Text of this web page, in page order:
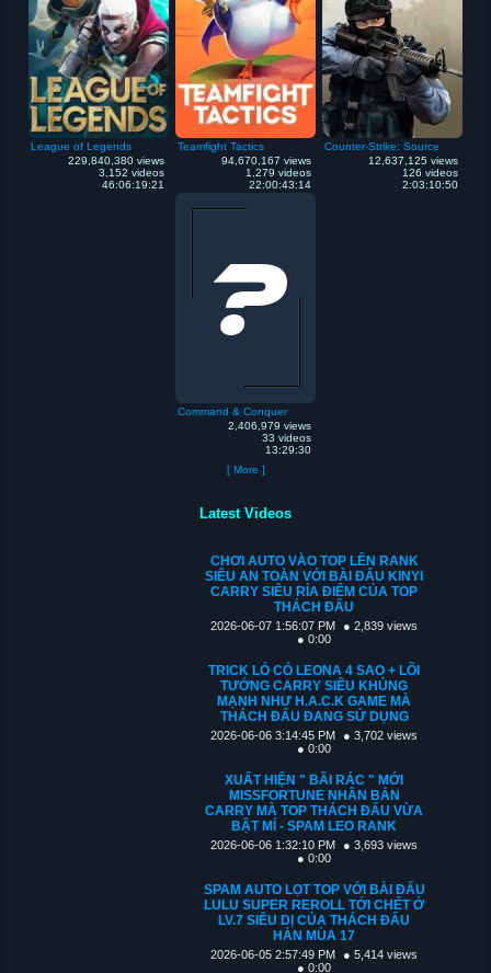
League of Legends
229,840,380 views
3,152 videos
46:06:19:21
Teamfight Tactics
94,670,167 views
1,279 videos
22:00:43:14
Counter-Strike: Source
12,637,125 views
126 videos
2:03:10:50
Command & Conquer
2,406,979 views
33 videos
13:29:30
[ More ]
Latest Videos
CHƠI AUTO VÀO TOP LÊN RANK
SIÊU AN TOÀN VỚI BÀI ĐẤU KINYI
CARRY SIÊU RỈA ĐIỂM CỦA TOP
THÁCH ĐẤU
2026-06-07 1:56:07 PM
● 2,839 views
● 0:00
TRICK LỎ CÓ LEONA 4 SAO + LÕI
TƯỚNG CARRY SIÊU KHỦNG
MẠNH NHƯ H.A.C.K GAME MÀ
THÁCH ĐẤU ĐANG SỬ DỤNG
2026-06-06 3:14:45 PM
● 3,702 views
● 0:00
XUẤT HIỆN " BÃI RÁC " MỚI
MISSFORTUNE NHÂN BẢN
CARRY MÀ TOP THÁCH ĐẤU VỪA
BẬT MÍ - SPAM LEO RANK
2026-06-06 1:32:10 PM
● 3,693 views
● 0:00
SPAM AUTO LỌT TOP VỚI BÀI ĐẤU
LULU SUPER REROLL TỚI CHẾT Ở
LV.7 SIÊU DỊ CỦA THÁCH ĐẤU
HÀN MÙA 17
2026-06-05 2:57:49 PM
● 5,414 views
● 0:00